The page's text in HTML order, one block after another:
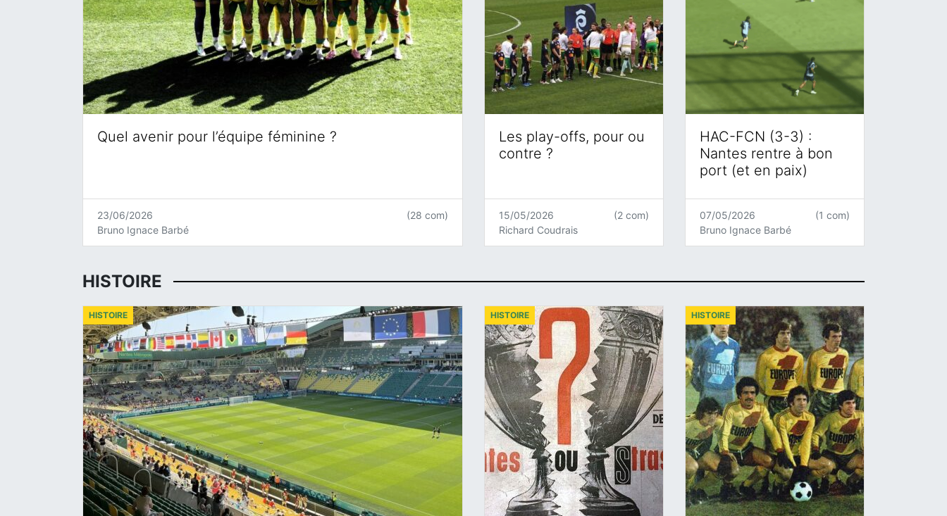
Quel avenir pour l’équipe féminine ?
23/06/2026
Bruno Ignace Barbé
(28 com)
Les play-offs, pour ou
contre ?
15/05/2026
Richard Coudrais
(2 com)
HAC-FCN (3-3) :
Nantes rentre à bon
port (et en paix)
07/05/2026
Bruno Ignace Barbé
(1 com)
HISTOIRE
HISTOIRE HISTOIRE HISTOIRE